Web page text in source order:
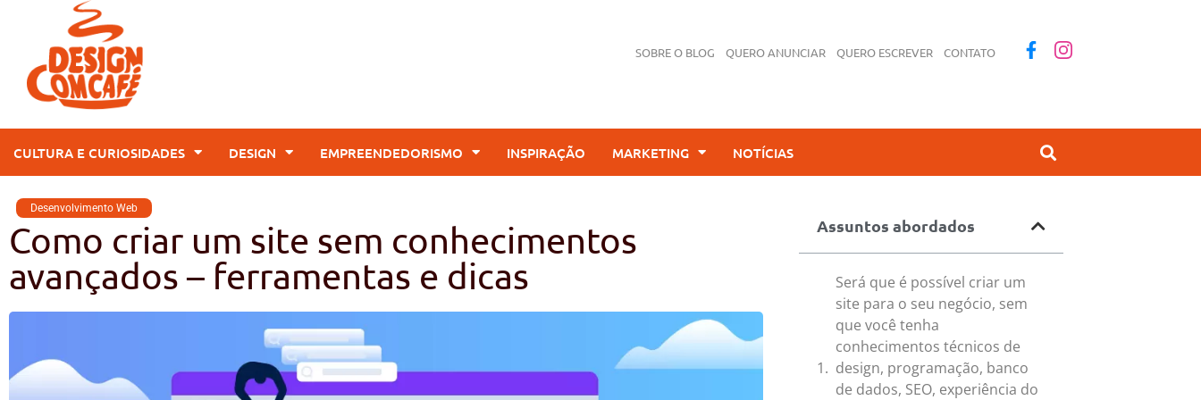
SOBRE O BLOG QUERO ANUNCIAR QUERO ESCREVER CONTATO
CULTURA E CURIOSIDADES DESIGN EMPREENDEDORISMO INSPIRAÇÃO MARKETING NOTÍCIAS
Desenvolvimento Web
Como criar um site sem conhecimentos
avançados – ferramentas e dicas
Assuntos abordados
Será que é possível criar um
site para o seu negócio, sem
que você tenha
conhecimentos técnicos de
design, programação, banco
de dados, SEO, experiência do